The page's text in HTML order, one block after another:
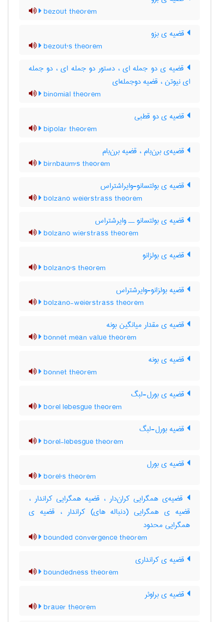
bezout theorem
قضیه ی بزو
bezout's theorem
قضیه ی دو جمله ای ، دستور دو جمله ای ، دو جمله
ای نیوتن ، قضیه دوجمله‌ای
binomial theorem
قضیه ی دو قطبی
bipolar theorem
قضیه‌ی برن‌بام ، قضیه برن‌بام
birnbaum's theorem
قضیه ی بولتسانو-وایراشتراس
bolzano weierstrass theorem
قضیه ی بولتسانو ــ وایرشتراس
bolzano wierstrass theorem
قضیه ی بولزانو
bolzano's theorem
قضیه بولزانو-وایرشتراس
bolzano-weierstrass theorem
قضیه ی مقدار میانگین بونه
bonnet mean value theorem
قضیه ی بونه
bonnet theorem
قضیه ی بورل-لبگ
borel lebesgue theorem
قضیه بورل-لبگ
borel-lebesgue theorem
قضیه ی بورل
borel's theorem
قضیه‌ی همگرایی کران‌دار ، قضیه همگرایی کراندار ،
قضیه ی همگرایی (دنباله های) کراندار ، قضیه ی
همگرایی محدود
bounded convergence theorem
قضیه ی کرانداری
boundedness theorem
قضیه ی براوئر
brauer theorem